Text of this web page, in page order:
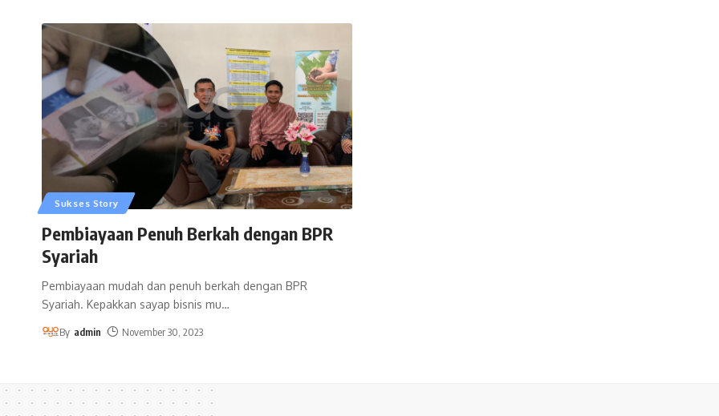
Sukses Story
Pembiayaan Penuh Berkah dengan BPR
Syariah
Pembiayaan mudah dan penuh berkah dengan BPR
Syariah. Kepakkan sayap bisnis mu…
By admin November 30, 2023